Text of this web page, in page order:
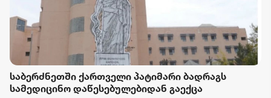
საბერძნეთში ქართველი პატიმარი ბადრაგს
სამედიცინო დაწესებულებიდან გაექცა